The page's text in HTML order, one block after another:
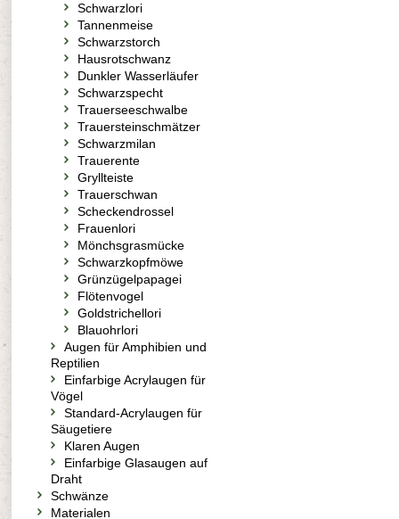
Schwarzlori
Tannenmeise
Schwarzstorch
Hausrotschwanz
Dunkler Wasserläufer
Schwarzspecht
Trauerseeschwalbe
Trauersteinschmätzer
Schwarzmilan
Trauerente
Gryllteiste
Trauerschwan
Scheckendrossel
Frauenlori
Mönchsgrasmücke
Schwarzkopfmöwe
Grünzügelpapagei
Flötenvogel
Goldstrichellori
Blauohrlori
Augen für Amphibien und
Reptilien
Einfarbige Acrylaugen für
Vögel
Standard-Acrylaugen für
Säugetiere
Klaren Augen
Einfarbige Glasaugen auf
Draht
Schwänze
Materialen